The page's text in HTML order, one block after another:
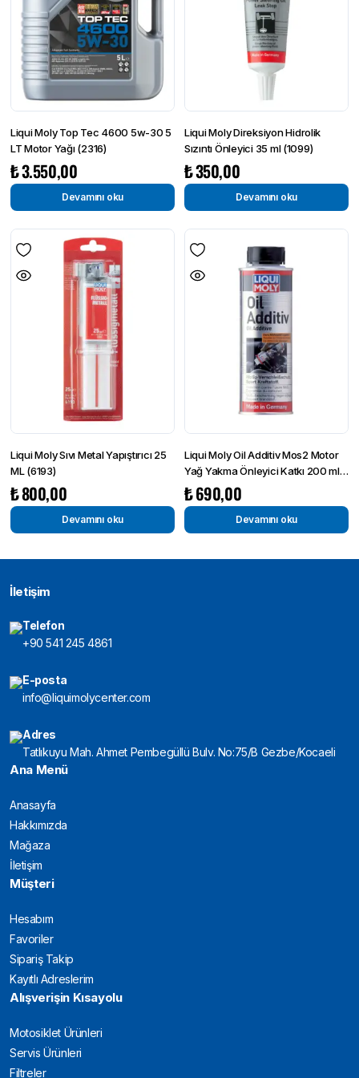
Liqui Moly Top Tec 4600 5w-30 5
LT Motor Yağı (2316)
₺3.550,00
Devamını oku
Liqui Moly Direksiyon Hidrolik
Sızıntı Önleyici 35 ml (1099)
₺350,00
Devamını oku
Liqui Moly Sıvı Metal Yapıştırıcı 25
ML (6193)
₺800,00
Devamını oku
Liqui Moly Oil Additiv Mos2 Motor
Yağ Yakma Önleyici Katkı 200 ml
(1012)
₺690,00
Devamını oku
İletişim
Telefon
+90 541 245 4861
E-posta
info@liquimolycenter.com
Adres
Tatlıkuyu Mah. Ahmet Pembegüllü Bulv. No:75/B Gezbe/Kocaeli
Ana Menü
Anasayfa
Hakkımızda
Mağaza
İletişim
Müşteri
Hesabım
Favoriler
Sipariş Takip
Kayıtlı Adreslerim
Alışverişin Kısayolu
Motosiklet Ürünleri
Servis Ürünleri
Filtreler